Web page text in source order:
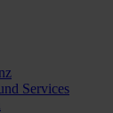
Services